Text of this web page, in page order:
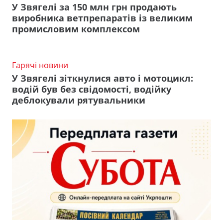
У Звягелі за 150 млн грн продають
виробника ветпрепаратів із великим
промисловим комплексом
Гарячі новини
У Звягелі зіткнулися авто і мотоцикл:
водій був без свідомості, водійку
деблокували рятувальники